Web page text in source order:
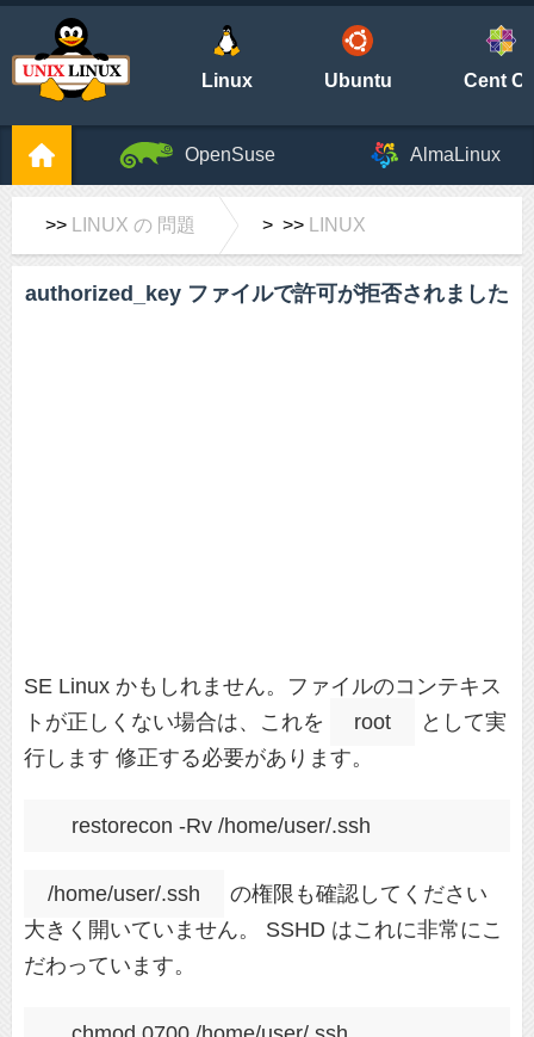
Linux Ubuntu Cent
OpenSuse AlmaLinux
>> LINUX の 問題 > >> LINUX
authorized_key ファイルで許可が拒否されました
SE Linux かもしれません。ファイルのコンテキス
トが正しくない場合は、これを
root
として実
行します 修正する必要があります。
/home/user/.ssh
の権限も確認してください
大きく開いていません。 SSHD はこれに非常にこ
だわっています。